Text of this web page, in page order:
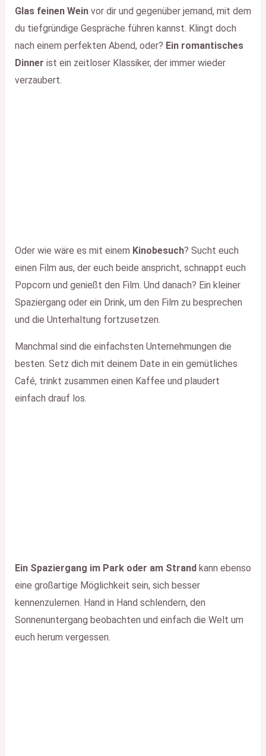
Glas feinen Weinvor dir und gegenüber jemand, mit dem
du tiefgründige Gespräche führen kannst. Klingt doch
nach einem perfekten Abend, oder? Ein romantisches
Dinner ist ein zeitloser Klassiker, der immer wieder
verzaubert.
Oder wie wäre es mit einem Kinobesuch? Sucht euch
einen Film aus, der euch beide anspricht, schnappt euch
Popcorn und genießt den Film. Und danach? Ein kleiner
Spaziergang oder ein Drink, um den Film zu besprechen
und die Unterhaltung fortzusetzen.
Manchmal sind die einfachsten Unternehmungen die
besten. Setz dich mit deinem Date in ein gemütliches
Café, trinkt zusammen einen Kaffee und plaudert
einfach drauf los.
Ein Spaziergang im Park oder am Strandkann ebenso
eine großartige Möglichkeit sein, sich besser
kennenzulernen. Hand in Hand schlendern, den
Sonnenuntergang beobachten und einfach die Welt um
euch herum vergessen.